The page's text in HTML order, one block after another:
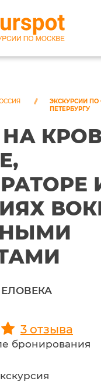
МОСКВЕ
СОЧИ
ЭКСКУРСИИ ПО
ПЕТЕРБУРГУ
3 отзыва
бронирования